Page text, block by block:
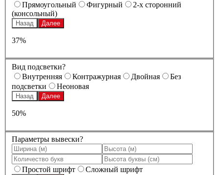
Прямоугольный
Фигурный
2-х сторонний
(консольный)
Назад Далее
37%
Вид подсветки?
Внутренняя
Контражурная Двойная
Без
подсветки
Неоновая
Назад Далее
50%
Параметры вывески?
Простой шрифт Сложный шрифт